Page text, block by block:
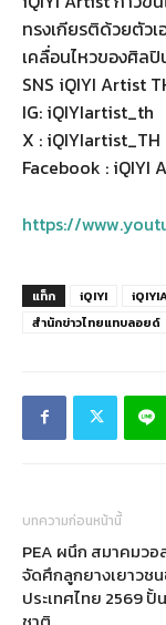
ทรงเกียรติด้วยตัว
เคลื่อนไหวของศิล
SNS iQIYI Artist
IG: iQIYIartist_th
X : iQIYIartist_TH
Facebook : iQIYI
https://
แท็ก iQIYI
สำนักข่าวไทยแทบลอยด์
บทความก่อนหน้านี้
PEA ผนึก สมาคมว
จัดศึกลูกยางเยาวช
ประเทศไทย 2569